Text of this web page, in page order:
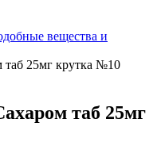
вещества и
таб 25мг крутка №10
таб 25мг